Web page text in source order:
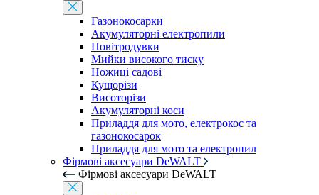
Газонокосарки
Акумуляторні електропили
Повітродувки
Мийки високого тиску
Ножиці садові
Кущорізи
Висоторізи
Акумуляторні коси
Приладдя для мото, електрокос та
газонокосарок
Приладдя для мото та електропил
Фірмові аксесуари DeWALT
Фірмові аксесуари DeWALT